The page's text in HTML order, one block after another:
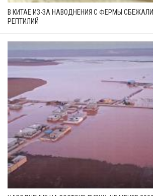
В КИТАЕ ИЗ-ЗА НАВОДНЕНИЯ С ФЕРМЫ
РЕПТИЛИЙ